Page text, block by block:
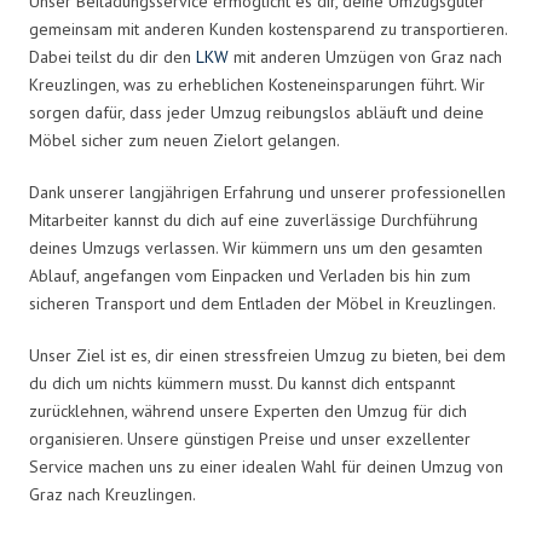
gemeinsam mit anderen Kunden kostensparend zu transportieren.
Dabei teilst du dir den LKW mit anderen Umzügen von Graz nach
Kreuzlingen, was zu erheblichen Kosteneinsparungen führt. Wir
sorgen dafür, dass jeder Umzug reibungslos abläuft und deine
Möbel sicher zum neuen Zielort gelangen.
Dank unserer langjährigen Erfahrung und unserer professionellen
Mitarbeiter kannst du dich auf eine zuverlässige Durchführung
deines Umzugs verlassen. Wir kümmern uns um den gesamten
Ablauf, angefangen vom Einpacken und Verladen bis hin zum
sicheren Transport und dem Entladen der Möbel in Kreuzlingen.
Unser Ziel ist es, dir einen stressfreien Umzug zu bieten, bei dem
du dich um nichts kümmern musst. Du kannst dich entspannt
zurücklehnen, während unsere Experten den Umzug für dich
organisieren. Unsere günstigen Preise und unser exzellenter
Service machen uns zu einer idealen Wahl für deinen Umzug von
Graz nach Kreuzlingen.